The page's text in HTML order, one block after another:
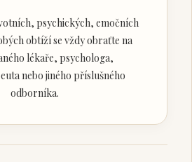
psychických, emočních
obtíží se vždy obraťte na
lékaře, psychologa,
nebo jiného příslušného
odborníka.